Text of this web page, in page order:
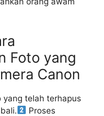
Foto yang
Canon
telah terhapus
Proses